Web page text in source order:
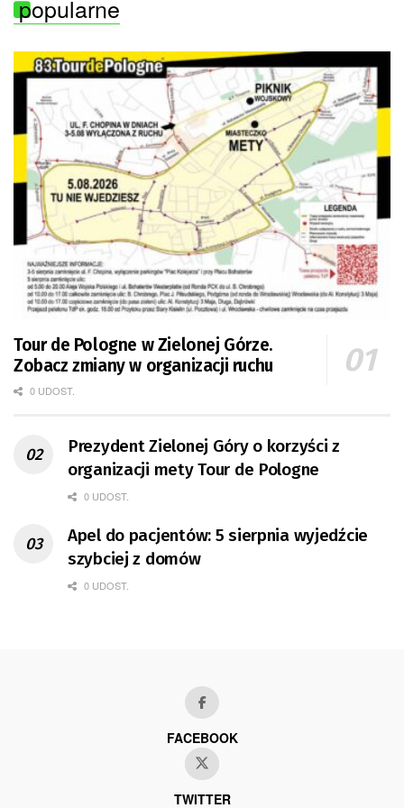
popularne
Tour de Pologne w Zielonej Górze.
Zobacz zmiany w organizacji ruchu
0 UDOST.
Prezydent Zielonej Góry o korzyści z
organizacji mety Tour de Pologne
0 UDOST.
Apel do pacjentów: 5 sierpnia wyjedźcie
szybciej z domów
0 UDOST.
FACEBOOK
TWITTER